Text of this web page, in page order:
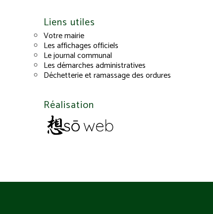
Liens utiles
Votre mairie
Les affichages officiels
Le journal communal
Les démarches administratives
Déchetterie et ramassage des ordures
Réalisation